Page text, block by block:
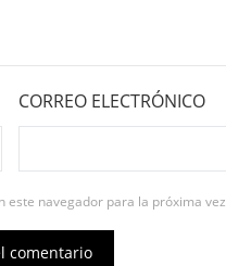
CORREO ELECTRÓNICO
navegador para la próxima